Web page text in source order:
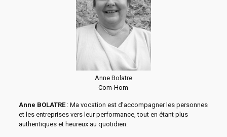
Anne Bolatre
Com-Hom
Anne BOLATRE: Ma vocation est d’accompagner les personnes
et les entreprises vers leur performance, tout en étant plus
authentiques et heureux au quotidien.